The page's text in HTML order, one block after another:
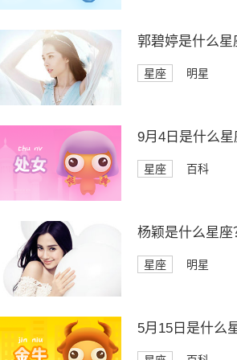
郭碧婷是什么星
星座 明星
9月4日是什么星
星座 百科
杨颖是什么星座
星座 明星
5月15日是什么